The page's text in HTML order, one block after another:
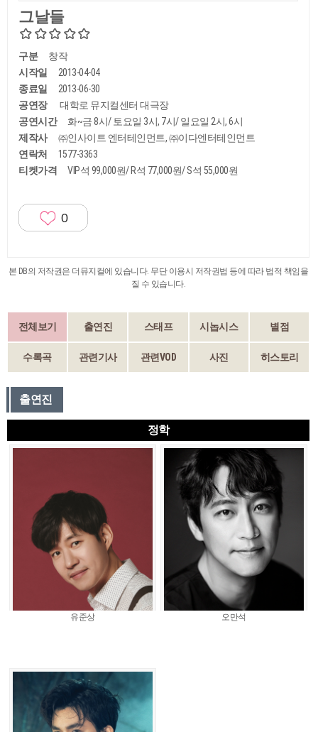
그날들
구분
창작
시작일
2013-04-04
종료일
2013-06-30
공연장
대학로 뮤지컬센터 대극장
공연시간
화~금 8시/ 토요일 3시, 7시/ 일요일 2시, 6시
제작사
㈜인사이트 엔터테인먼트, ㈜이다엔터테인먼트
연락처
1577-3363
티켓가격
VIP석 99,000원/ R석 77,000원/ S석 55,000원
0
본 DB의 저작권은 더뮤지컬에 있습니다. 무단 이용시 저작권법 등에 따라 법적 책임을
질 수 있습니다.
전체보기 출연진 스태프 시놉시스 별점
수록곡 관련기사 관련VOD 사진 히스토리
출연진
정학
유준상 오만석